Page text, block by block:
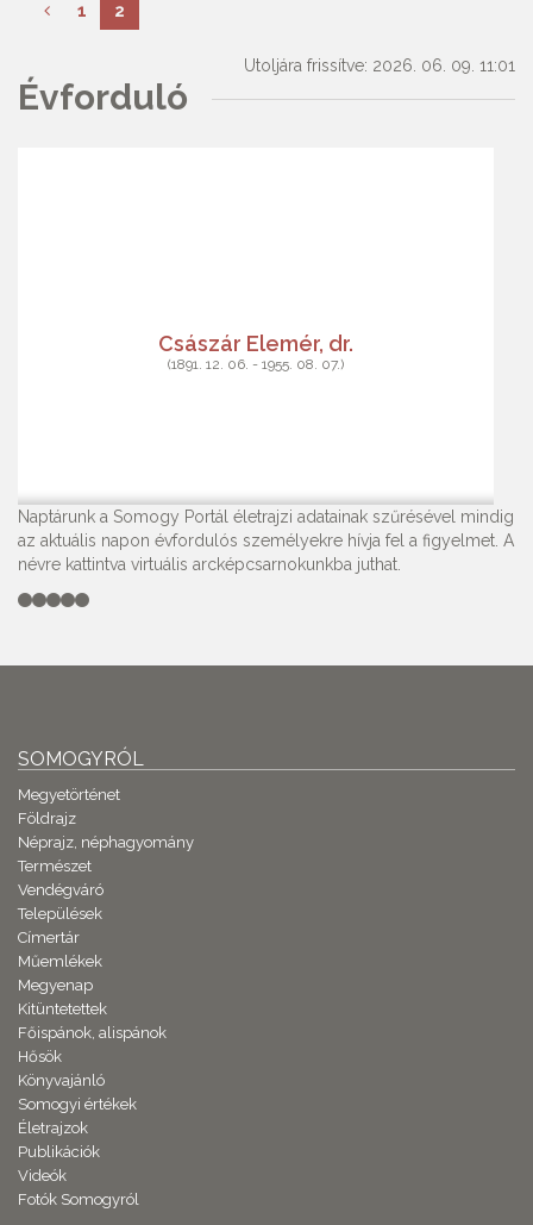
1 2
Utoljára frissítve: 2026. 06. 09. 11:01
Évforduló
Császár Elemér, dr.
(1891. 12. 06. - 1955. 08. 07.)
Naptárunk a Somogy Portál életrajzi adatainak szűrésével mindig
az aktuális napon évfordulós személyekre hívja fel a figyelmet. A
névre kattintva virtuális arcképcsarnokunkba juthat.
SOMOGYRÓL
Megyetörténet
Földrajz
Néprajz, néphagyomány
Természet
Vendégváró
Települések
Címertár
Műemlékek
Megyenap
Kitüntetettek
Főispánok, alispánok
Hősök
Könyvajánló
Somogyi értékek
Életrajzok
Publikációk
Videók
Fotók Somogyról